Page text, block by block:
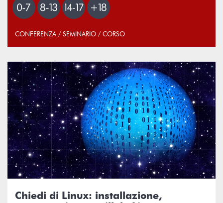
CONFERENZA / SEMINARIO / CORSO
Chiedi di Linux: installazione,